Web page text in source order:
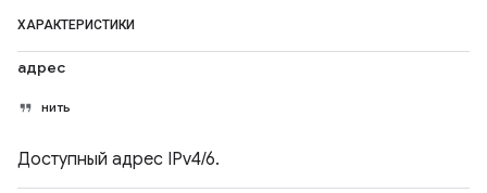
ХАРАКТЕРИСТИКИ
адрес
нить
Доступный адрес IPv4/6.